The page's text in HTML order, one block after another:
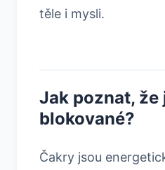
těle i mysli.
Jak poznat,
blokované?
Čakry jsou